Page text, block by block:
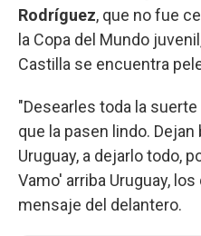
Rodríguez, que no fue
la Copa del Mundo
Castilla se encuentra
"Desearles toda la
que la pasen lindo.
Uruguay, a dejarlo todo,
Vamo' arriba Uruguay,
mensaje del delantero.